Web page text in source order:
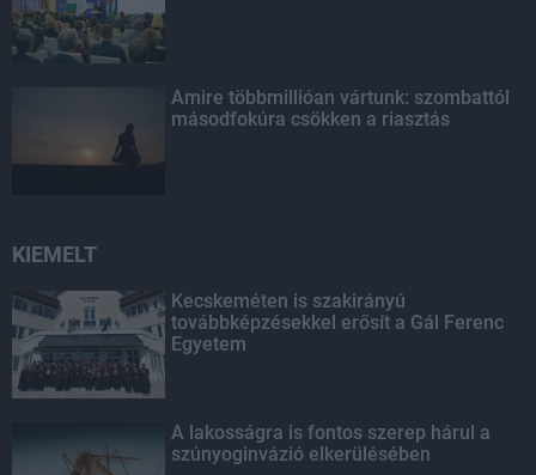
Amire többmillióan vártunk: szombattól
másodfokúra csökken a riasztás
KIEMELT
Kecskeméten is szakirányú
továbbképzésekkel erősít a Gál Ferenc
Egyetem
A lakosságra is fontos szerep hárul a
szúnyoginvázió elkerülésében